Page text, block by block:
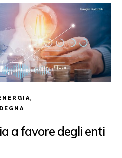
,
a favore degli enti